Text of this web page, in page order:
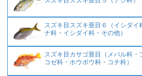
スズキ目スズキ亜目６（イシダイ
ナ科・イシダイ科・その他）
スズキ目カサゴ亜目（メバル科・
コゼ科・ホウボウ科・コチ科）